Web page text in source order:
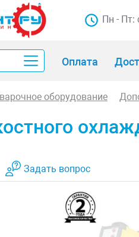
Пн - Пт:
Оплата
оборудование
Задать вопрос